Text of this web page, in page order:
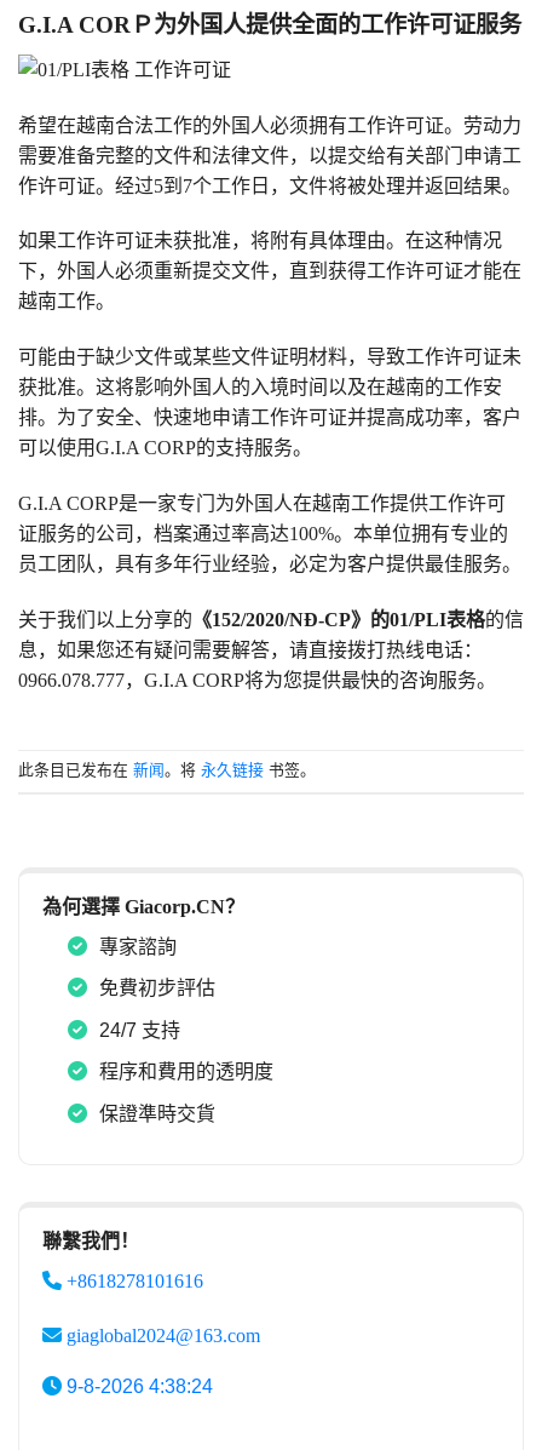
G.I.A CORＰ为外国人提供全面的工作许可证服务
希望在越南合法工作的外国人必须拥有工作许可证。劳动力
需要准备完整的文件和法律文件，以提交给有关部门申请工
作许可证。经过5到7个工作日，文件将被处理并返回结果。
如果工作许可证未获批准，将附有具体理由。在这种情况
下，外国人必须重新提交文件，直到获得工作许可证才能在
越南工作。
可能由于缺少文件或某些文件证明材料，导致工作许可证未
获批准。这将影响外国人的入境时间以及在越南的工作安
排。为了安全、快速地申请工作许可证并提高成功率，客户
可以使用G.I.A CORP的支持服务。
G.I.A CORP是一家专门为外国人在越南工作提供工作许可
证服务的公司，档案通过率高达100%。本单位拥有专业的
员工团队，具有多年行业经验，必定为客户提供最佳服务。
关于我们以上分享的 《152/2020/NĐ-CP》的01/PLI表格的信
息，如果您还有疑问需要解答，请直接拨打热线电话：
0966.078.777，G.I.A CORP将为您提供最快的咨询服务。
此条目已发布在 新闻。将 永久链接 书签。
為何選擇 Giacorp.CN？
專家諮詢
免費初步評估
24/7 支持
程序和費用的透明度
保證準時交貨
聯繫我們！
+8618278101616
giaglobal2024@163.com
9-8-2026 4:38:24